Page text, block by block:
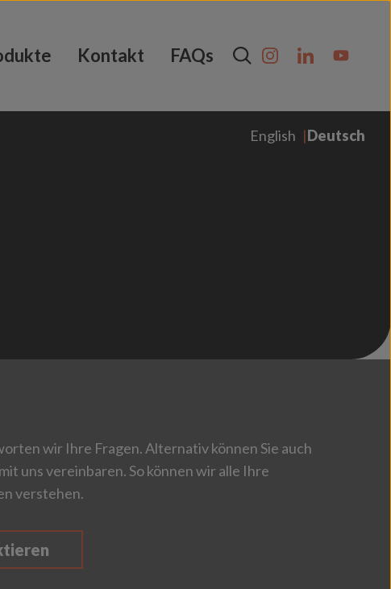
Kontakt FAQs
English Deutsch
wir Ihre Fragen. Alternativ können Sie auch
uns vereinbaren. So können wir alle Ihre
verstehen.